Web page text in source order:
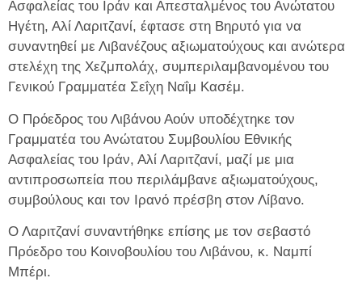
Ασφαλείας του Ιράν και Απεσταλμένος του Ανώτατου
Ηγέτη, Αλί Λαριτζανί, έφτασε στη Βηρυτό για να
συναντηθεί με Λιβανέζους αξιωματούχους και ανώτερα
στελέχη της Χεζμπολάχ, συμπεριλαμβανομένου του
Γενικού Γραμματέα Σεΐχη Ναΐμ Κασέμ.
Ο Πρόεδρος του Λιβάνου Αούν υποδέχτηκε τον
Γραμματέα του Ανώτατου Συμβουλίου Εθνικής
Ασφαλείας του Ιράν, Αλί Λαριτζανί, μαζί με μια
αντιπροσωπεία που περιλάμβανε αξιωματούχους,
συμβούλους και τον Ιρανό πρέσβη στον Λίβανο.
Ο Λαριτζανί συναντήθηκε επίσης με τον σεβαστό
Πρόεδρο του Κοινοβουλίου του Λιβάνου, κ. Ναμπί
Μπέρι.